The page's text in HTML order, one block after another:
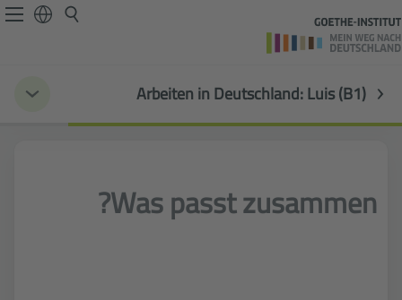
Arbeiten in Deutschland: Luis (B1)
Was passt zusammen?